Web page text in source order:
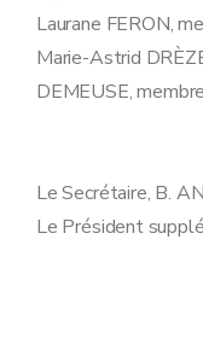
Laurane FERON,
Marie-Astrid
DEMEUSE,
Le Secrétaire, B.
Le Président